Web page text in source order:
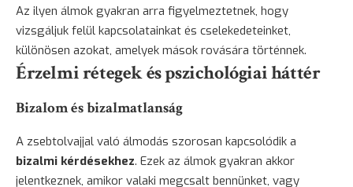
Az ilyen álmok gyakran arra figyelmeztetnek, hogy
vizsgáljuk felül kapcsolatainkat és cselekedeteinket,
különösen azokat, amelyek mások rovására történnek.
Érzelmi rétegek és pszichológiai háttér
Bizalom és bizalmatlanság
A zsebtolvajjal való álmodás szorosan kapcsolódik a
bizalmi kérdésekhez. Ezek az álmok gyakran akkor
jelentkeznek, amikor valaki megcsalt bennünket, vagy